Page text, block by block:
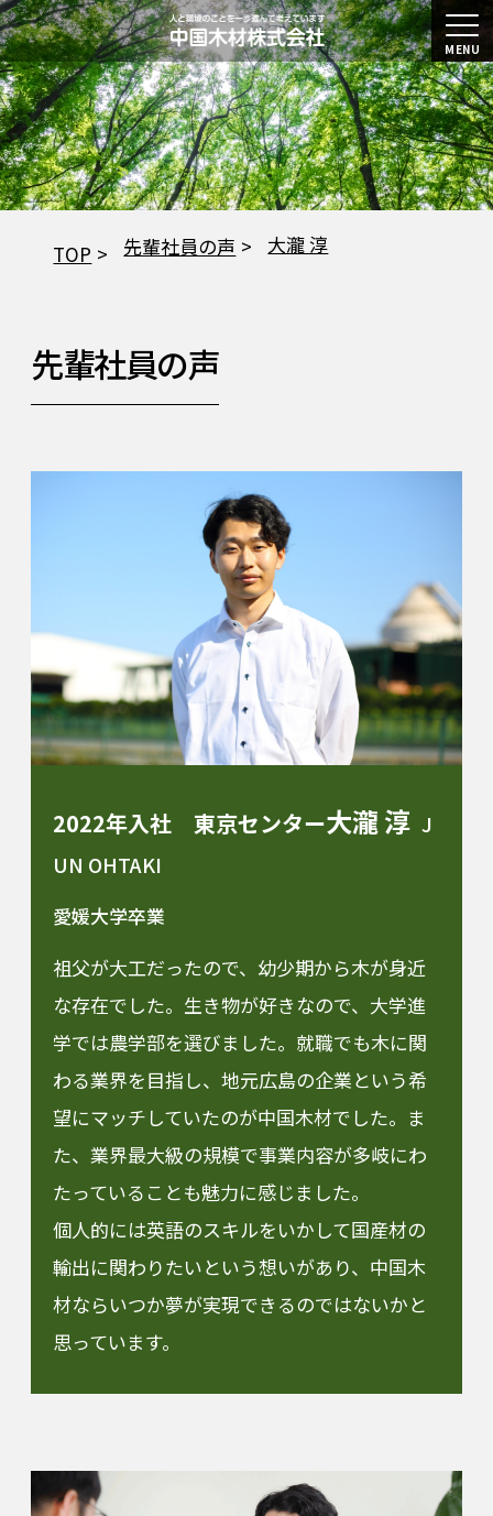
MENU
TOP 先輩社員の声 大瀧 淳
先輩社員の声
2022年入社 東京センター大瀧 淳 J
UN OHTAKI
愛媛大学卒業
祖父が大工だったので、幼少期から木が身近
な存在でした。生き物が好きなので、大学進
学では農学部を選びました。就職でも木に関
わる業界を目指し、地元広島の企業という希
望にマッチしていたのが中国木材でした。ま
た、業界最大級の規模で事業内容が多岐にわ
たっていることも魅力に感じました。
個人的には英語のスキルをいかして国産材の
輸出に関わりたいという想いがあり、中国木
材ならいつか夢が実現できるのではないかと
思っています。